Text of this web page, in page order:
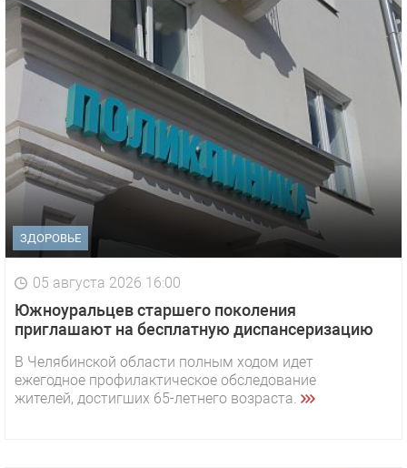
ЗДОРОВЬЕ
05 августа 2026 16:00
Южноуральцев старшего поколения
приглашают на бесплатную диспансеризацию
В Челябинской области полным ходом идет
ежегодное профилактическое обследование
жителей, достигших 65-летнего возраста.